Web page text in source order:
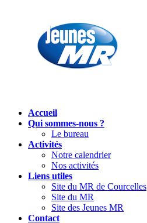
Accueil
Qui sommes-nous ?
Le bureau
Activités
Notre calendrier
Nos activités
Liens utiles
Site du MR de Courcelles
Site du MR
Site des Jeunes MR
Contact